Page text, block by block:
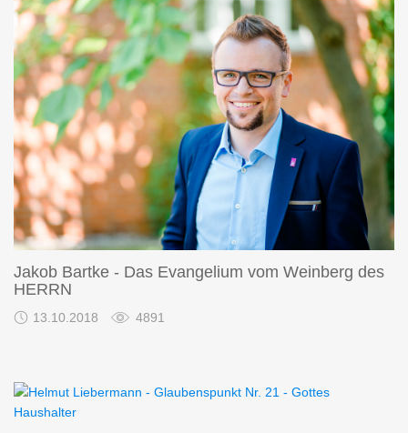
Jakob Bartke - Das Evangelium vom Weinberg des
HERRN
13.10.2018 4891